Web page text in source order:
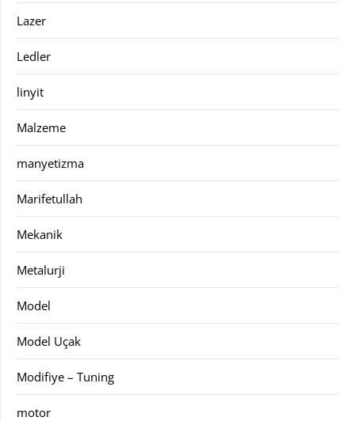
Lazer
Ledler
linyit
Malzeme
manyetizma
Marifetullah
Mekanik
Metalurji
Model
Model Uçak
Modifiye – Tuning
motor